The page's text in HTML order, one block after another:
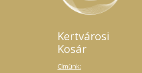
Kertvárosi
Kosár
Címünk: